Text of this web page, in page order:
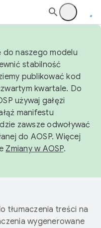
do naszego modelu
stabilność
publikować kod
kwartale. Do
używaj gałęzi
manifestu
zawsze odwoływać
do AOSP. Więcej
Zmiany w AOSP.
tłumaczenia treści na
wygenerowane